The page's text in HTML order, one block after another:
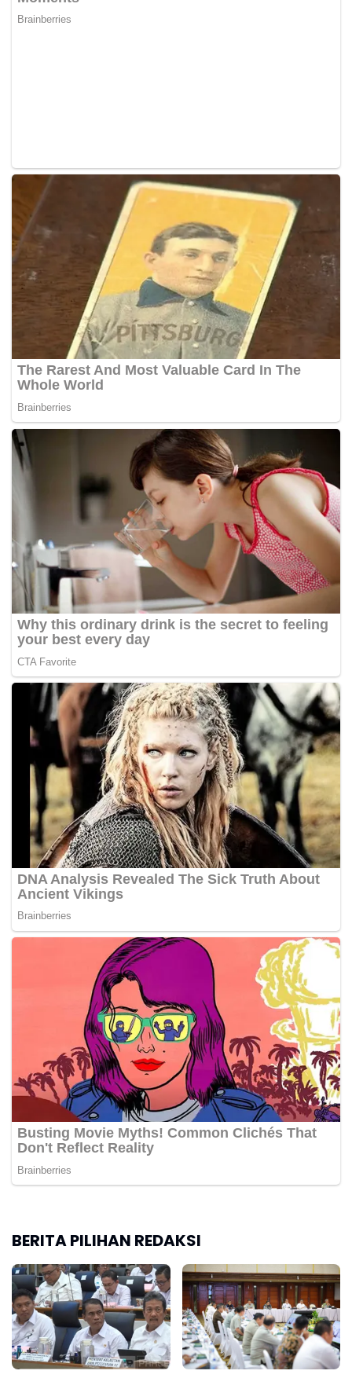
"Pada kegiatan Pasar Tani yang diselenggarakan di
Gedung BKOW Provinsi Jambi ini tercatat rata-rata
penjualan telur ayam sebanyak 1.500 butir," ungkap
Akhmad.
"Intervensi kita untuk penyediaan telur di awal
sebanyak 1,2 ton, dan apabila masih banyak permintaan,
maka penyuplai pun siap untuk menambahkan lagi,"
imbuhnya.
Sementara itu, Direktur Pengolahan dan Pemasaran Hasil
Peternakan Ditjen PKH, Tri Melasari menambahkan,
pemantauan ketersediaan bahan pangan pokok ini tidak
hanya dilakukan untuk daging sapi, daging ayam dan telur.
"Pemantauan tidak hanya dilakukan di pasar tetapi juga
dilakukan di distributor dan sentra-sentra www," ujar Mela.
"Jika ada kekurangan yang akan kita lakukan intervensi
melalui kegiatan seperti pasar tani yang diselenggarakan
pada masa sebelum kegiatan Idhul Fitri seperti sekarang
ini," tulisnya.
Lebih lanjut menjelaskan, Peta Ketahanan Stock dan
Intervensi Distribusi Pangan Pokok Kementan ini juga
akan setiap minggu sebagai dasar untuk menentukan
kebijakan intervensi berikutnya.(ts)
BERITA PILIHAN REDAKSI